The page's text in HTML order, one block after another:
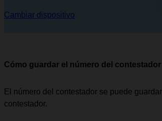
Cambiar dispositivo
Cómo guardar el número del contestador
El número del contestador se puede
contestador.